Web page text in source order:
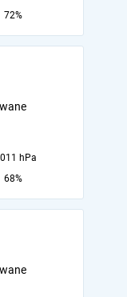
72%
hPa
68%